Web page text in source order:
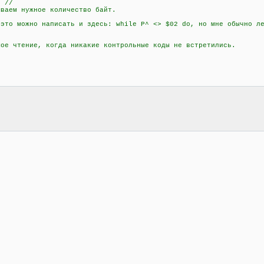
//
нужное количество байт.
написать и здесь: while P^ <> $02 do, но мне обычно
когда никакие контрольные коды не встретились.